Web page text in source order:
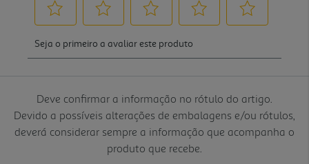
Deve confirmar a informação no rótulo do artigo.
Devido a possíveis alterações de embalagens e/ou rótulos,
deverá considerar sempre a informação que acompanha o
produto que recebe.